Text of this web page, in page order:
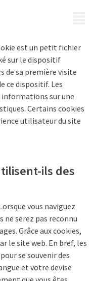
est un petit fichier
sur le dispositif
de sa première visite
ce dispositif. Les
sur une
Certains cookies
utilisateur du site
ils des
vous naviguez
ne serez pas reconnu
Grâce aux cookies,
le site web. En bref, les
se souvenir des
et votre devise